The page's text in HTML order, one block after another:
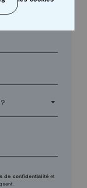
arrow_drop_down
de confidentialité et